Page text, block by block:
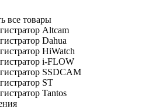
все товары
Altcam
Dahua
HiWatch
i-FLOW
SSDCAM
ST
Tantos